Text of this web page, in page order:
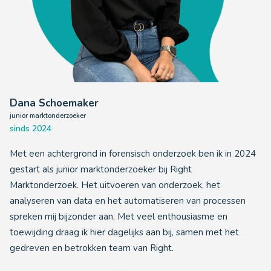
Dana Schoemaker
junior marktonderzoeker
sinds 2024
Met een achtergrond in forensisch onderzoek ben ik in 2024
gestart als junior marktonderzoeker bij Right
Marktonderzoek. Het uitvoeren van onderzoek, het
analyseren van data en het automatiseren van processen
spreken mij bijzonder aan. Met veel enthousiasme en
toewijding draag ik hier dagelijks aan bij, samen met het
gedreven en betrokken team van Right.